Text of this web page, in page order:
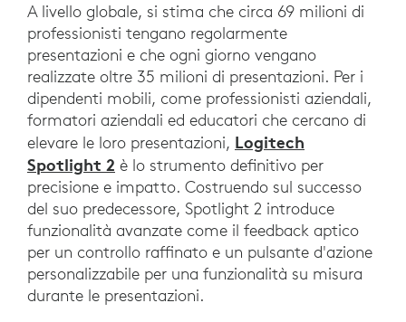
A livello globale, si stima che circa 69 milioni di
professionisti tengano regolarmente
presentazioni e che ogni giorno vengano
realizzate oltre 35 milioni di presentazioni. Per i
dipendenti mobili, come professionisti aziendali,
formatori aziendali ed educatori che cercano di
elevare le loro presentazioni, Logitech
Spotlight 2 è lo strumento definitivo per
precisione e impatto. Costruendo sul successo
del suo predecessore, Spotlight 2 introduce
funzionalità avanzate come il feedback aptico
per un controllo raffinato e un pulsante d'azione
personalizzabile per una funzionalità su misura
durante le presentazioni.